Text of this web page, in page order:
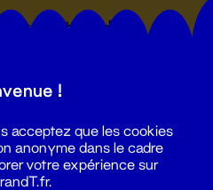
du
!
acceptez que les cookies
anonyme dans le cadre
votre expérience sur